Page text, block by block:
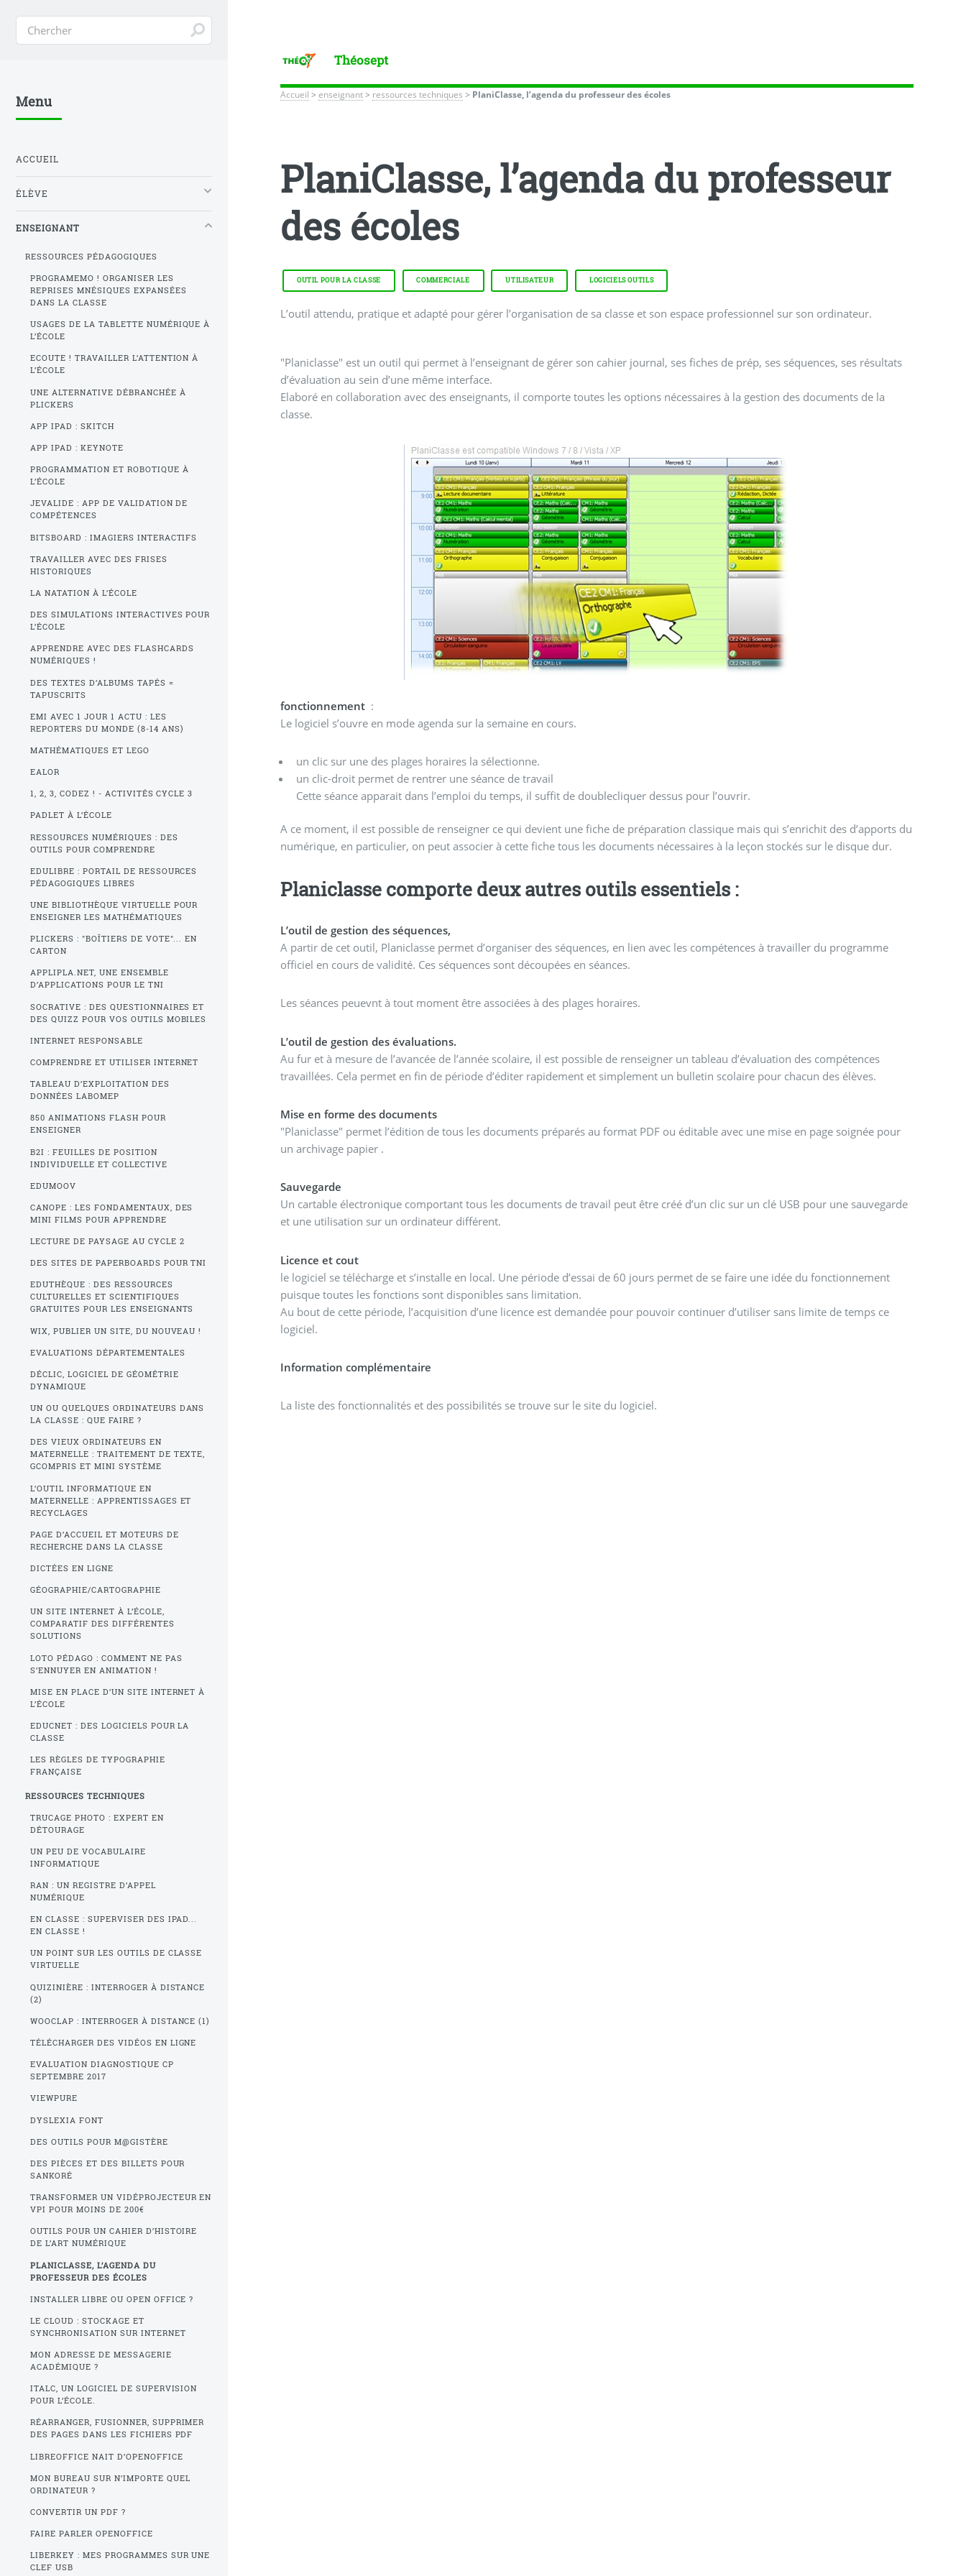
Théosept
Accueil >enseignant> ressources techniques > PlaniClasse, l’agenda du professeur des écoles
PlaniClasse, l’agenda du professeur
des écoles
OUTIL POUR LA CLASSE COMMERCIALE UTILISATEUR LOGICIELS OUTILS
L’outil attendu, pratique et adapté pour gérer l’organisation de sa classe et son espace professionnel sur son ordinateur.
"Planiclasse" est un outil qui permet à l’enseignant de gérer son cahier journal, ses fiches de prép, ses séquences, ses résultats
d’évaluation au sein d’une même interface.
Elaboré en collaboration avec des enseignants, il comporte toutes les options nécessaires à la gestion des documents de la
classe.
fonctionnement :
Le logiciel s’ouvre en mode agenda sur la semaine en cours.
un clic sur une des plages horaires la sélectionne.
un clic-droit permet de rentrer une séance de travail
Cette séance apparait dans l’emploi du temps, il suffit de doublecliquer dessus pour l’ouvrir.
A ce moment, il est possible de renseigner ce qui devient une fiche de préparation classique mais qui s’enrichit des d’apports du
numérique, en particulier, on peut associer à cette fiche tous les documents nécessaires à la leçon stockés sur le disque dur.
Planiclasse comporte deux autres outils essentiels :
L’outil de gestion des séquences,
A partir de cet outil, Planiclasse permet d’organiser des séquences, en lien avec les compétences à travailler du programme
officiel en cours de validité. Ces séquences sont découpées en séances.
Les séances peuevnt à tout moment être associées à des plages horaires.
L’outil de gestion des évaluations.
Au fur et à mesure de l’avancée de l’année scolaire, il est possible de renseigner un tableau d’évaluation des compétences
travaillées. Cela permet en fin de période d’éditer rapidement et simplement un bulletin scolaire pour chacun des élèves.
Mise en forme des documents
"Planiclasse" permet l’édition de tous les documents préparés au format PDF ou éditable avec une mise en page soignée pour
un archivage papier .
Sauvegarde
Un cartable électronique comportant tous les documents de travail peut être créé d’un clic sur un clé USB pour une sauvegarde
et une utilisation sur un ordinateur différent.
Licence et cout
le logiciel se télécharge et s’installe en local. Une période d’essai de 60 jours permet de se faire une idée du fonctionnement
puisque toutes les fonctions sont disponibles sans limitation.
Au bout de cette période, l’acquisition d’une licence est demandée pour pouvoir continuer d’utiliser sans limite de temps ce
logiciel.
Information complémentaire
La liste des fonctionnalités et des possibilités se trouve sur le site du logiciel.
Menu
ACCUEIL
ÉLÈVE
ENSEIGNANT
RESSOURCES PÉDAGOGIQUES
PROGRAMEMO ! ORGANISER LES
REPRISES MNÉSIQUES EXPANSÉES
DANS LA CLASSE
USAGES DE LA TABLETTE NUMÉRIQUE À
L’ÉCOLE
ECOUTE ! TRAVAILLER L’ATTENTION À
L’ÉCOLE
UNE ALTERNATIVE DÉBRANCHÉE À
PLICKERS
APP IPAD : SKITCH
APP IPAD : KEYNOTE
PROGRAMMATION ET ROBOTIQUE À
L’ÉCOLE
JEVALIDE : APP DE VALIDATION DE
COMPÉTENCES
BITSBOARD : IMAGIERS INTERACTIFS
TRAVAILLER AVEC DES FRISES
HISTORIQUES
LA NATATION À L’ÉCOLE
DES SIMULATIONS INTERACTIVES POUR
L’ÉCOLE
APPRENDRE AVEC DES FLASHCARDS
NUMÉRIQUES !
DES TEXTES D’ALBUMS TAPÉS =
TAPUSCRITS
EMI AVEC 1 JOUR 1 ACTU : LES
REPORTERS DU MONDE (8-14 ANS)
MATHÉMATIQUES ET LEGO
EALOR
1, 2, 3, CODEZ ! - ACTIVITÉS CYCLE 3
PADLET À L’ÉCOLE
RESSOURCES NUMÉRIQUES : DES
OUTILS POUR COMPRENDRE
EDULIBRE : PORTAIL DE RESSOURCES
PÉDAGOGIQUES LIBRES
UNE BIBLIOTHÈQUE VIRTUELLE POUR
ENSEIGNER LES MATHÉMATIQUES
PLICKERS : "BOÎTIERS DE VOTE"... EN
CARTON
APPLIPLA.NET, UNE ENSEMBLE
D’APPLICATIONS POUR LE TNI
SOCRATIVE : DES QUESTIONNAIRES ET
DES QUIZZ POUR VOS OUTILS MOBILES
INTERNET RESPONSABLE
COMPRENDRE ET UTILISER INTERNET
TABLEAU D’EXPLOITATION DES
DONNÉES LABOMEP
850 ANIMATIONS FLASH POUR
ENSEIGNER
B2I : FEUILLES DE POSITION
INDIVIDUELLE ET COLLECTIVE
EDUMOOV
CANOPE : LES FONDAMENTAUX, DES
MINI FILMS POUR APPRENDRE
LECTURE DE PAYSAGE AU CYCLE 2
DES SITES DE PAPERBOARDS POUR TNI
EDUTHÈQUE : DES RESSOURCES
CULTURELLES ET SCIENTIFIQUES
GRATUITES POUR LES ENSEIGNANTS
WIX, PUBLIER UN SITE, DU NOUVEAU !
EVALUATIONS DÉPARTEMENTALES
DÉCLIC, LOGICIEL DE GÉOMÉTRIE
DYNAMIQUE
UN OU QUELQUES ORDINATEURS DANS
LA CLASSE : QUE FAIRE ?
DES VIEUX ORDINATEURS EN
MATERNELLE : TRAITEMENT DE TEXTE,
GCOMPRIS ET MINI SYSTÈME
L’OUTIL INFORMATIQUE EN
MATERNELLE : APPRENTISSAGES ET
RECYCLAGES
PAGE D’ACCUEIL ET MOTEURS DE
RECHERCHE DANS LA CLASSE
DICTÉES EN LIGNE
GÉOGRAPHIE/CARTOGRAPHIE
UN SITE INTERNET À L’ÉCOLE,
COMPARATIF DES DIFFÉRENTES
SOLUTIONS
LOTO PÉDAGO : COMMENT NE PAS
S’ENNUYER EN ANIMATION !
MISE EN PLACE D’UN SITE INTERNET À
L’ÉCOLE
EDUCNET : DES LOGICIELS POUR LA
CLASSE
LES RÈGLES DE TYPOGRAPHIE
FRANÇAISE
RESSOURCES TECHNIQUES
TRUCAGE PHOTO : EXPERT EN
DÉTOURAGE
UN PEU DE VOCABULAIRE
INFORMATIQUE
RAN : UN REGISTRE D’APPEL
NUMÉRIQUE
EN CLASSE : SUPERVISER DES IPAD...
EN CLASSE !
UN POINT SUR LES OUTILS DE CLASSE
VIRTUELLE
QUIZINIÈRE : INTERROGER À DISTANCE
(2)
WOOCLAP : INTERROGER À DISTANCE (1)
TÉLÉCHARGER DES VIDÉOS EN LIGNE
EVALUATION DIAGNOSTIQUE CP
SEPTEMBRE 2017
VIEWPURE
DYSLEXIA FONT
DES OUTILS POUR M@GISTÈRE
DES PIÈCES ET DES BILLETS POUR
SANKORÉ
TRANSFORMER UN VIDÉPROJECTEUR EN
VPI POUR MOINS DE 200€
OUTILS POUR UN CAHIER D’HISTOIRE
DE L’ART NUMÉRIQUE
PLANICLASSE, L’AGENDA DU
PROFESSEUR DES ÉCOLES
INSTALLER LIBRE OU OPEN OFFICE ?
LE CLOUD : STOCKAGE ET
SYNCHRONISATION SUR INTERNET
MON ADRESSE DE MESSAGERIE
ACADÉMIQUE ?
ITALC, UN LOGICIEL DE SUPERVISION
POUR L’ÉCOLE.
RÉARRANGER, FUSIONNER, SUPPRIMER
DES PAGES DANS LES FICHIERS PDF
LIBREOFFICE NAIT D’OPENOFFICE
MON BUREAU SUR N’IMPORTE QUEL
ORDINATEUR ?
CONVERTIR UN PDF ?
FAIRE PARLER OPENOFFICE
LIBERKEY : MES PROGRAMMES SUR UNE
CLEF USB